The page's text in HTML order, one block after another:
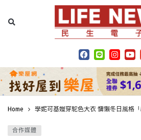
Home 學妮可基嫚穿駝色大衣 慵懶冬日風格
合作媒體